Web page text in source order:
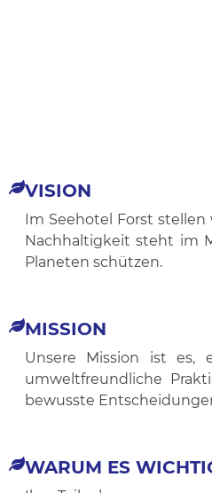
VISION
Im Seehotel Forst
Nachhaltigkeit steht im
Planeten schützen.
MISSION
Unsere Mission ist es,
umweltfreundliche
bewusste
WARUM ES